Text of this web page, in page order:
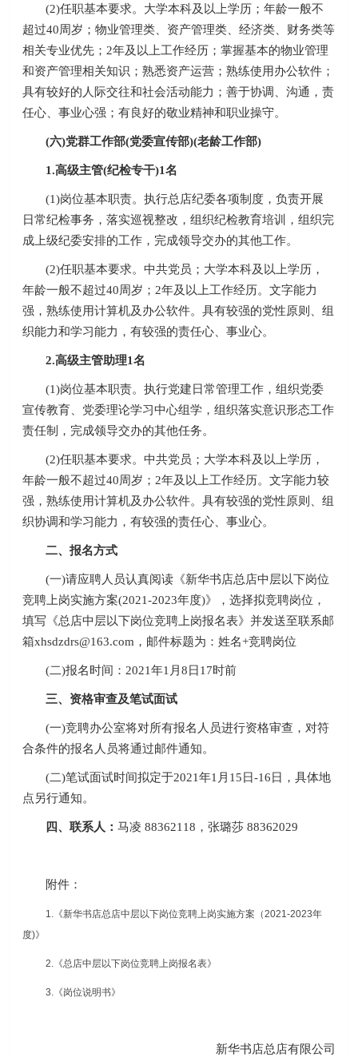
(2)任职基本要求。大学本科及以上学历；年龄一般不
超过40周岁；物业管理类、资产管理类、经济类、财务类等
相关专业优先；2年及以上工作经历；掌握基本的物业管理
和资产管理相关知识；熟悉资产运营；熟练使用办公软件；
具有较好的人际交往和社会活动能力；善于协调、沟通，责
任心、事业心强；有良好的敬业精神和职业操守。
(六)党群工作部(党委宣传部)(老龄工作部)
1.高级主管(纪检专干)1名
(1)岗位基本职责。执行总店纪委各项制度，负责开展
日常纪检事务，落实巡视整改，组织纪检教育培训，组织完
成上级纪委安排的工作，完成领导交办的其他工作。
(2)任职基本要求。中共党员；大学本科及以上学历，
年龄一般不超过40周岁；2年及以上工作经历。文字能力
强，熟练使用计算机及办公软件。具有较强的党性原则、组
织能力和学习能力，有较强的责任心、事业心。
2.高级主管助理1名
(1)岗位基本职责。执行党建日常管理工作，组织党委
宣传教育、党委理论学习中心组学，组织落实意识形态工作
责任制，完成领导交办的其他任务。
(2)任职基本要求。中共党员；大学本科及以上学历，
年龄一般不超过40周岁；2年及以上工作经历。文字能力较
强，熟练使用计算机及办公软件。具有较强的党性原则、组
织协调和学习能力，有较强的责任心、事业心。
二、报名方式
(一)请应聘人员认真阅读《新华书店总店中层以下岗位
竞聘上岗实施方案(2021-2023年度)》，选择拟竞聘岗位，
填写《总店中层以下岗位竞聘上岗报名表》并发送至联系邮
箱xhsdzdrs@163.com，邮件标题为：姓名+竞聘岗位
(二)报名时间：2021年1月8日17时前
三、资格审查及笔试面试
(一)竞聘办公室将对所有报名人员进行资格审查，对符
合条件的报名人员将通过邮件通知。
(二)笔试面试时间拟定于2021年1月15日-16日，具体地
点另行通知。
四、联系人：马凌 88362118，张璐莎 88362029
附件：
1. 《新华书店总店中层以下岗位竞聘上岗实施方案（2021-2023年
度)》
2. 《总店中层以下岗位竞聘上岗报名表》
3. 《岗位说明书》
新华书店总店有限公司